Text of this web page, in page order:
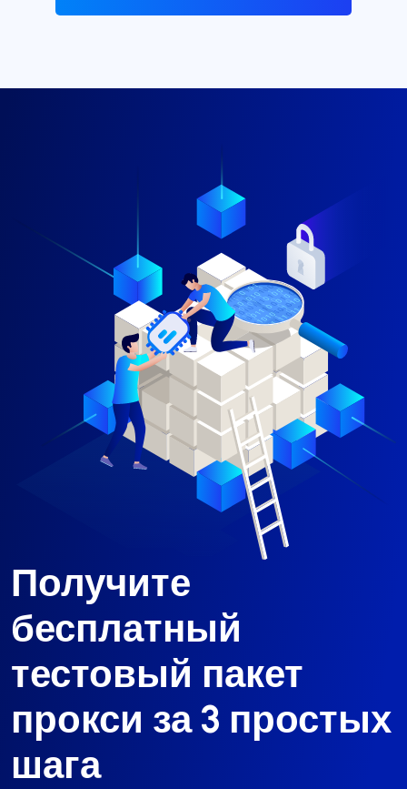
Получите
бесплатный
тестовый пакет
прокси за 3 простых
шага